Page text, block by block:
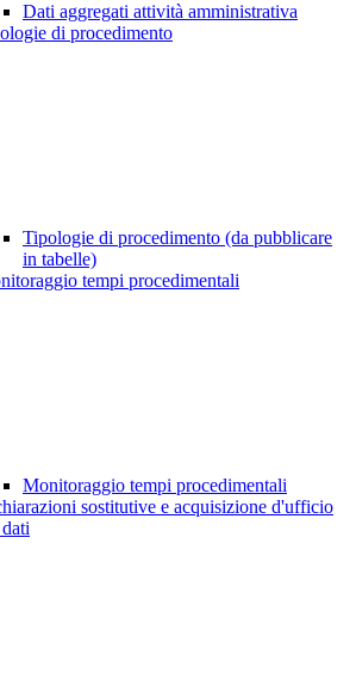
Dati aggregati attività amministrativa
di procedimento
Tipologie di procedimento (da pubblicare
in tabelle)
tempi procedimentali
Monitoraggio tempi procedimentali
sostitutive e acquisizione d'ufficio